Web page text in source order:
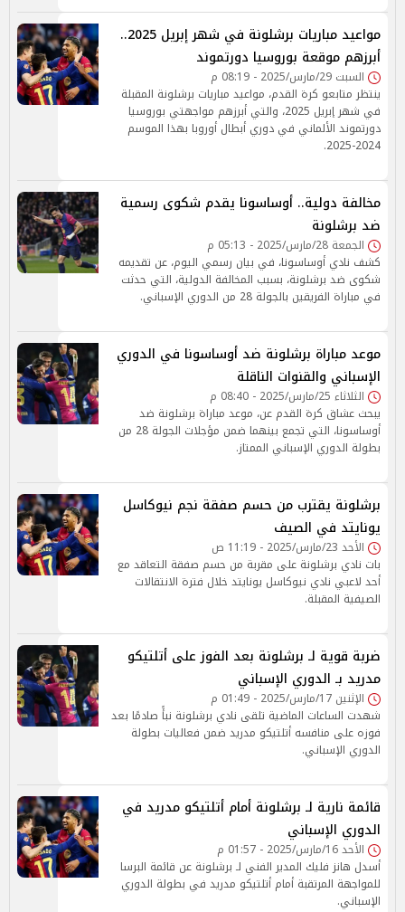
مواعيد مباريات برشلونة في شهر إبريل 2025..
أبرزهم موقعة بوروسيا دورتموند
السبت 29/مارس/2025 - 08:19 م
ينتظر متابعو كرة القدم، مواعيد مباريات برشلونة المقبلة
في شهر إبريل 2025، والتي أبرزهم مواجهتي بوروسيا
دورتموند الألماني في دوري أبطال أوروبا بهذا الموسم
2024-2025.
مخالفة دولية.. أوساسونا يقدم شكوى رسمية
ضد برشلونة
الجمعة 28/مارس/2025 - 05:13 م
كشف نادي أوساسونا، في بيان رسمي اليوم، عن تقديمه
شكوى ضد برشلونة، بسبب المخالفة الدولية، التي حدثت
في مباراة الفريقين بالجولة 28 من الدوري الإسباني.
موعد مباراة برشلونة ضد أوساسونا في الدوري
الإسباني والقنوات الناقلة
الثلاثاء 25/مارس/2025 - 08:40 م
يبحث عشاق كرة القدم عن، موعد مباراة برشلونة ضد
أوساسونا، التي تجمع بينهما ضمن مؤجلات الجولة 28 من
بطولة الدوري الإسباني الممتاز.
برشلونة يقترب من حسم صفقة نجم نيوكاسل
يونايتد في الصيف
الأحد 23/مارس/2025 - 11:19 ص
بات نادي برشلونة على مقربة من حسم صفقة التعاقد مع
أحد لاعبي نادي نيوكاسل يونايتد خلال فترة الانتقالات
الصيفية المقبلة.
ضربة قوية لـ برشلونة بعد الفوز على أتلتيكو
مدريد بـ الدوري الإسباني
الإثنين 17/مارس/2025 - 01:49 م
شهدت الساعات الماضية تلقى نادي برشلونة نبأً صادمًا بعد
فوزه على منافسه أتلتيكو مدريد ضمن فعاليات بطولة
الدوري الإسباني.
قائمة نارية لـ برشلونة أمام أتلتيكو مدريد في
الدوري الإسباني
الأحد 16/مارس/2025 - 01:57 م
أسدل هانز فليك المدير الفني لـ برشلونة عن قائمة البرسا
للمواجهة المرتقبة أمام أتلتيكو مدريد في بطولة الدوري
الإسباني.